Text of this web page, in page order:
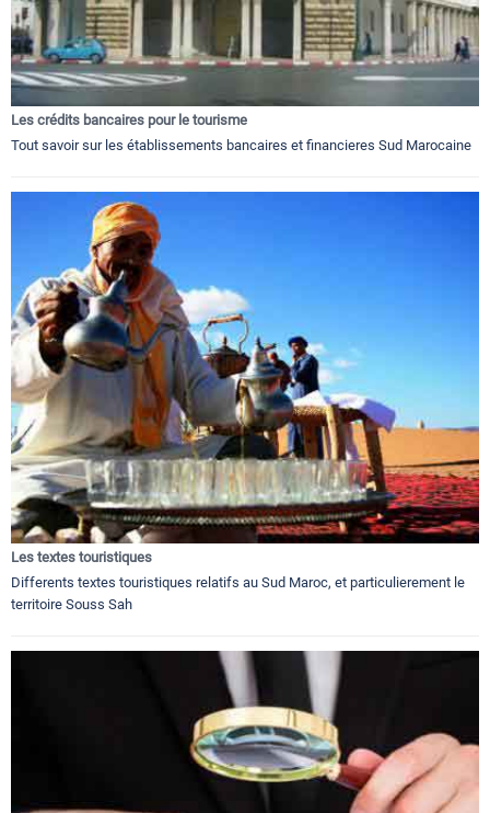
Les crédits bancaires pour le tourisme
Tout savoir sur les établissements bancaires et financieres Sud Marocaine
Les textes touristiques
Differents textes touristiques relatifs au Sud Maroc, et particulierement le
territoire Souss Sah